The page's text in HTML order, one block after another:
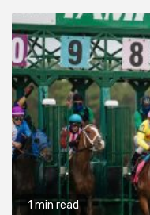
1 min read